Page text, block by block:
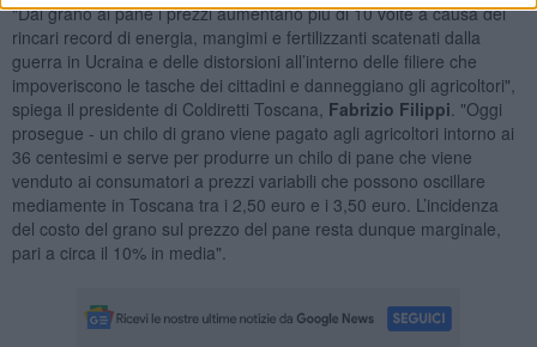
“Dal grano al pane i prezzi aumentano più di 10 volte a causa dei
rincari record di energia, mangimi e fertilizzanti scatenati dalla
guerra in Ucraina e delle distorsioni all’interno delle filiere che
impoveriscono le tasche dei cittadini e danneggiano gli agricoltori",
spiega il presidente di Coldiretti Toscana, Fabrizio Filippi. "Oggi
prosegue - un chilo di grano viene pagato agli agricoltori intorno ai
36 centesimi e serve per produrre un chilo di pane che viene
venduto ai consumatori a prezzi variabili che possono oscillare
mediamente in Toscana tra i 2,50 euro e i 3,50 euro. L’incidenza
del costo del grano sul prezzo del pane resta dunque marginale,
pari a circa il 10% in media".